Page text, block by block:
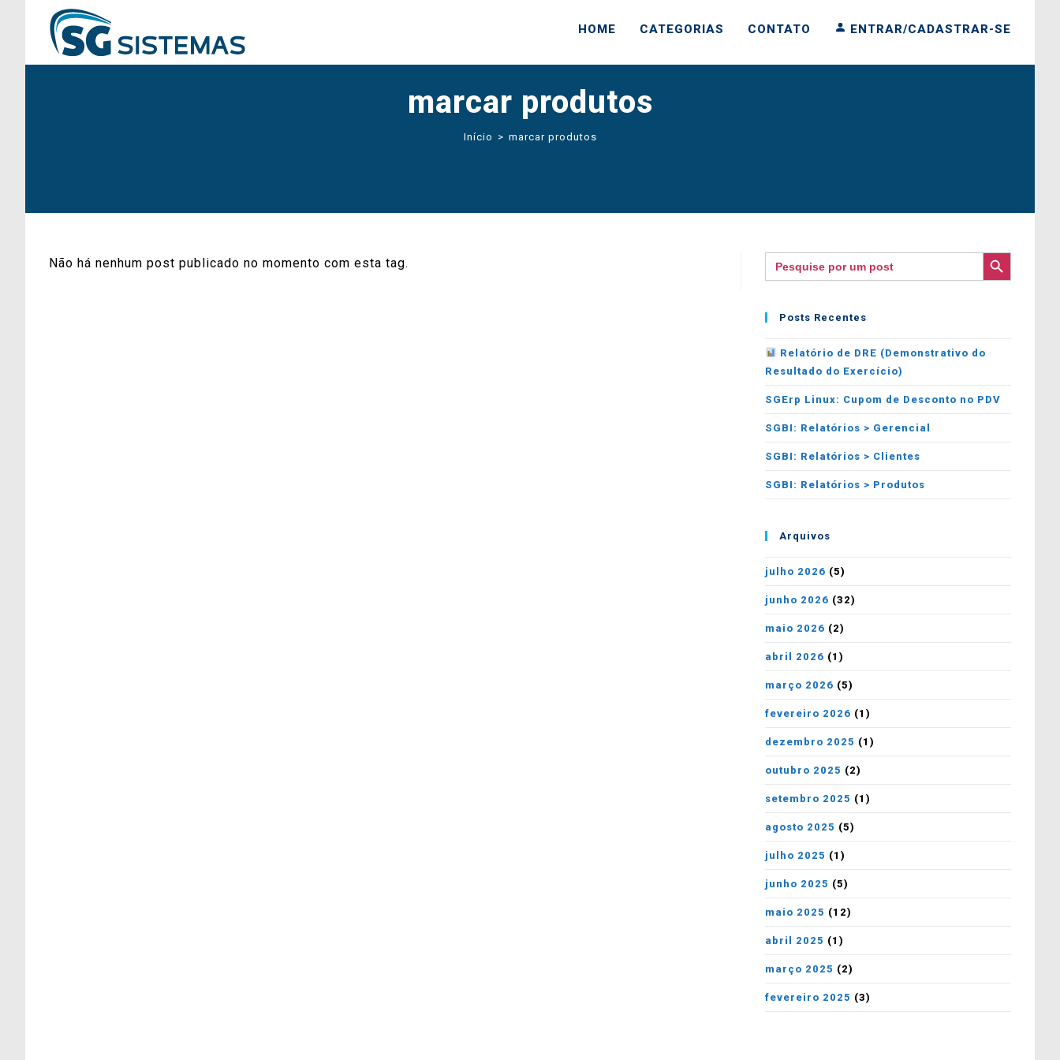
HOME CATEGORIAS CONTATO ENTRAR/CADASTRAR-SE
marcar produtos
Início > marcar produtos
Não há nenhum post publicado no momento com esta tag.
Search
for:
SEARCH BUTTON
Posts Recentes
Relatório de DRE (Demonstrativo do
Resultado do Exercício)
SGErp Linux: Cupom de Desconto no PDV
SGBI: Relatórios > Gerencial
SGBI: Relatórios > Clientes
SGBI: Relatórios > Produtos
Arquivos
julho 2026 (5)
junho 2026 (32)
maio 2026 (2)
abril 2026 (1)
março 2026 (5)
fevereiro 2026 (1)
dezembro 2025 (1)
outubro 2025 (2)
setembro 2025 (1)
agosto 2025 (5)
julho 2025 (1)
junho 2025 (5)
maio 2025 (12)
abril 2025 (1)
março 2025 (2)
fevereiro 2025 (3)